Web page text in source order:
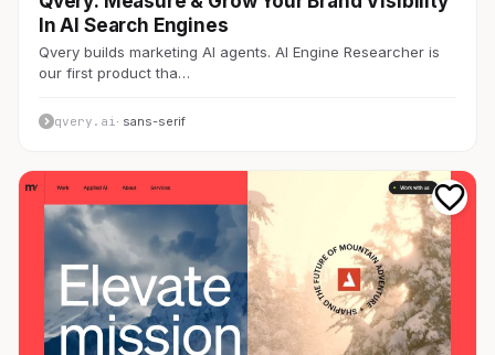
In AI Search Engines
Qvery builds marketing AI agents. AI Engine Researcher is
our first product tha…
qvery.ai· sans-serif